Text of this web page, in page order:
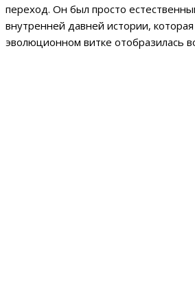
переход. Он был просто
внутренней давней истории,
эволюционном витке отобразилась